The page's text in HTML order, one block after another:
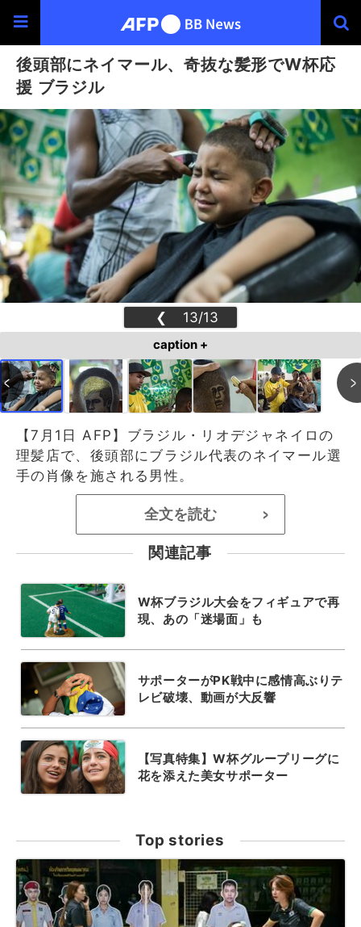
後頭部にネイマール、奇抜な髪形でW杯応
援 ブラジル
❮
13/13
❯
caption +
【7月1日 AFP】ブラジル・リオデジャネイロの
理髪店で、後頭部にブラジル代表のネイマール選
手の肖像を施される男性。
全文を読む >
関連記事
W杯ブラジル大会をフィギュアで再
現、あの「迷場面」も
サポーターがPK戦中に感情高ぶりテ
レビ破壊、動画が大反響
【写真特集】W杯グループリーグに
花を添えた美女サポーター
Top stories